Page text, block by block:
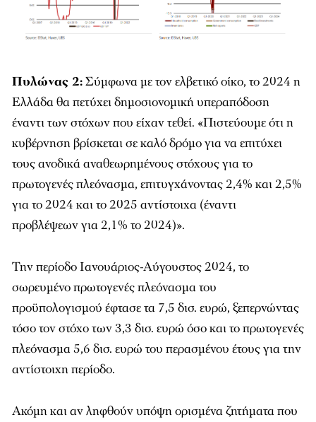
Πυλώνας 2:Σύμφωνα με τον ελβετικό οίκο, το 2024 η
Ελλάδα θα πετύχει δημοσιονομική υπεραπόδοση
έναντι των στόχων που είχαν τεθεί. «Πιστεύουμε ότι η
κυβέρνηση βρίσκεται σε καλό δρόμο για να επιτύχει
τους ανοδικά αναθεωρημένους στόχους για το
πρωτογενές πλεόνασμα, επιτυγχάνοντας 2,4% και 2,5%
για το 2024 και το 2025 αντίστοιχα (έναντι
προβλέψεων για 2,1% το 2024)».
Την περίοδο Ιανουάριος-Αύγουστος 2024, το
σωρευμένο πρωτογενές πλεόνασμα του
προϋπολογισμού έφτασε τα 7,5 δισ. ευρώ, ξεπερνώντας
τόσο τον στόχο των 3,3 δισ. ευρώ όσο και το πρωτογενές
πλεόνασμα 5,6 δισ. ευρώ του περασμένου έτους για την
αντίστοιχη περίοδο.
Ακόμη και αν ληφθούν υπόψη ορισμένα ζητήματα που